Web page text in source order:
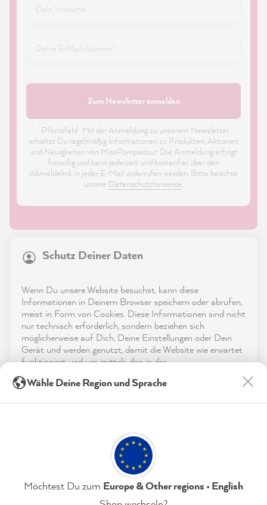
Zum Newsletter anmelden
Pflichtfeld · Mit der Anmeldung zu unserem Newsletter
erhältst Du regelmäßig Informationen zu Produkten, Aktionen
und Neuigkeiten von MissPompadour. Die Anmeldung erfolgt
freiwillig und kann jederzeit und kostenfrei über den
Abmeldelink in jeder E-Mail widerrufen werden. Bitte beachte
unsere Datenschutzhinweise.
Service
Kontakt
Schutz Deiner Daten
Wenn Du unsere Website besuchst, kann diese
Informationen in Deinem Browser speichern oder abrufen,
meist in Form von Cookies. Diese Informationen sind nicht
nur technisch erforderlich, sondern beziehen sich
möglicherweise auf Dich, Deine Einstellungen oder Dein
Gerät und werden genutzt, damit die Website wie erwartet
funktioniert und um mittels den in der
der Webseite für deren Optimierung zu analysieren sowie
(jederzeit widerruflich) diesen Datenverarbeitungen
Datenschutzerklärung Impressum Einstellungen
21.899Bewertungen
reviews-io
Verifizierter Kunde
Super Color
Verifizierter Kunde
MissPompadour Beige mit Milchkaffee - Der Alles
Wähle Deine Region und Sprache
Möchtest Du zum Europe & Other regions • English